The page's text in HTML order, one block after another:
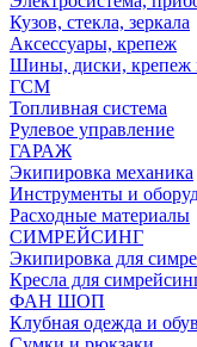
Кузов, стекла, зеркала
Аксессуары, крепеж
Шины, диски, крепеж
ГСМ
Топливная система
Рулевое управление
ГАРАЖ
Экипировка механика
Инструменты и
Расходные материалы
СИМРЕЙСИНГ
Экипировка для
Кресла для
ФАН ШОП
Клубная одежда и